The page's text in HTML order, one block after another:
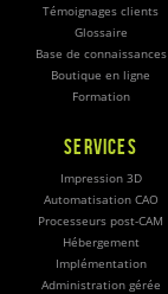
Témoignages clients
Glossaire
Base de connaissances
Boutique en ligne
Formation
SERVICES
Impression 3D
Automatisation CAO
Processeurs post-CAM
Hébergement
Implémentation
Administration gérée